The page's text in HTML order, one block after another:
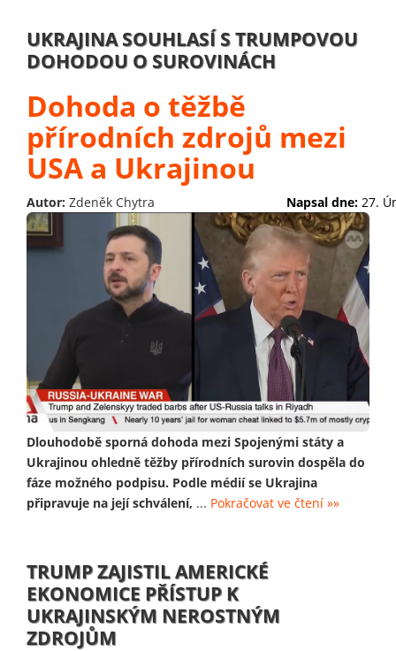
UKRAJINA SOUHLASÍ S TRUMPOVOU
DOHODOU O SUROVINÁCH
Dohoda o těžbě
přírodních zdrojů mezi
USA a Ukrajinou
Autor: Zdeněk Chytra Napsal dne: 27.
Dlouhodobě sporná dohoda mezi Spojenými státy a
Ukrajinou ohledně těžby přírodních surovin dospěla do
fáze možného podpisu. Podle médií se Ukrajina
připravuje na její schválení, ... Pokračovat ve čtení »»
TRUMP ZAJISTIL AMERICKÉ
EKONOMICE PŘÍSTUP K
UKRAJINSKÝM NEROSTNÝM
ZDROJŮM